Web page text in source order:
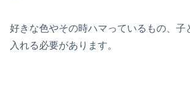
好きな色やその時ハマっているもの、子
入れる必要があります。